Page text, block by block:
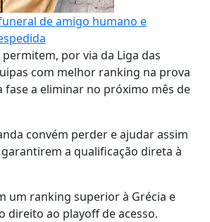
de amigo humano e
permitem, por via da Liga das
com melhor ranking na prova
fase a eliminar no próximo mês de
convém perder e ajudar assim
garantirem a qualificação direta à
um ranking superior à Grécia e
direito ao playoff de acesso.